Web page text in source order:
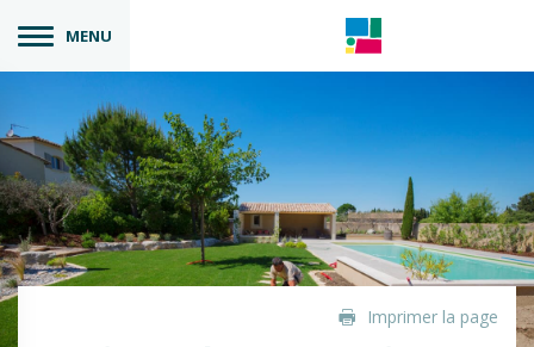
MENU
Imprimer la page